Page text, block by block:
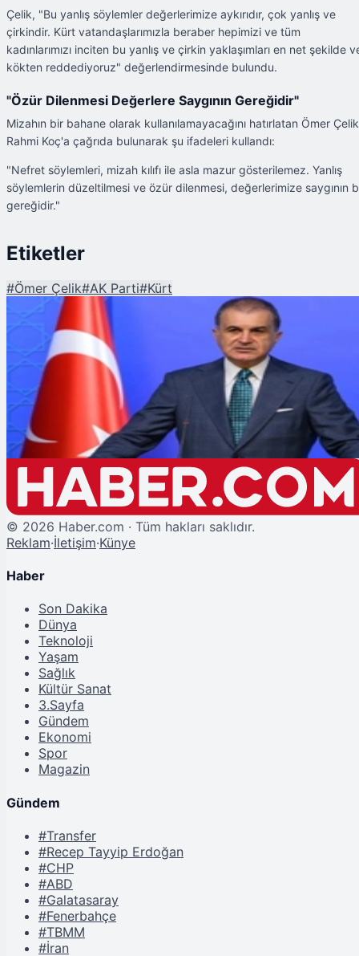
Çelik, "Bu yanlış söylemler değerlerimize aykırıdır, çok yanlış ve
çirkindir. Kürt vatandaşlarımızla beraber hepimizi ve tüm
kadınlarımızı inciten bu yanlış ve çirkin yaklaşımları en net şekilde
kökten reddediyoruz" değerlendirmesinde bulundu.
"Özür Dilenmesi Değerlere Saygının Gereğidir"
Mizahın bir bahane olarak kullanılamayacağını hatırlatan Ömer
Rahmi Koç'a çağrıda bulunarak şu ifadeleri kullandı:
"Nefret söylemleri, mizah kılıfı ile asla mazur gösterilemez. Yanlış
söylemlerin düzeltilmesi ve özür dilenmesi, değerlerimize saygının
gereğidir."
Etiketler
#Ömer Çelik#AK Parti#Kürt
Şu An Okunan
AK Parti'den Rahmi Koç'un 'Kürt' Fıkrasına Sert Tepki
© 2026 Haber.com · Tüm hakları saklıdır.
Reklam·İletişim·Künye
Haber
Son Dakika
Dünya
Teknoloji
Yaşam
Sağlık
Kültür Sanat
3.Sayfa
Gündem
Ekonomi
Spor
Magazin
Gündem
#Transfer
#Recep Tayyip Erdoğan
#CHP
#ABD
#Galatasaray
#Fenerbahçe
#TBMM
#İran